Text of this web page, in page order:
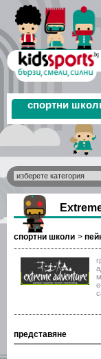
спортни
спортни школи >
представяне